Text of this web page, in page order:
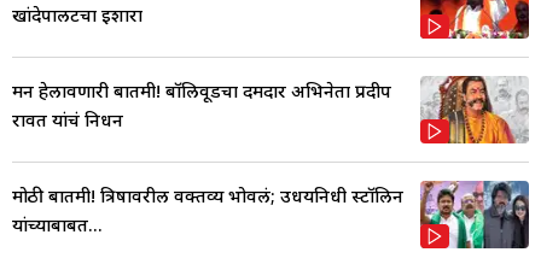
खांदेपालटचा इशारा
मन हेलावणारी बातमी! बॉलिवूडचा दमदार अभिनेता प्रदीप
रावत यांचं निधन
मोठी बातमी! त्रिषावरील वक्तव्य भोवलं; उधयनिधी स्टॉलिन
यांच्याबाबत...